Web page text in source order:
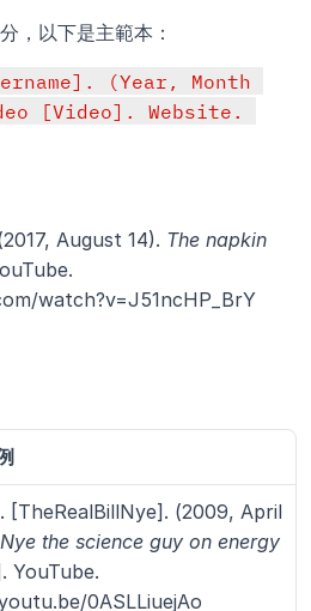
，以下是主範本：
(Year, Month
[Video]. Website.
August 14). The napkin
watch?v=J51ncHP_BrY
[TheRealBillNye]. (2009, April
the science guy on energy
YouTube.
0ASLLiuejAo